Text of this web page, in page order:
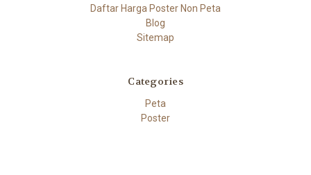
Daftar Harga Poster Non Peta
Blog
Sitemap
Categories
Peta
Poster